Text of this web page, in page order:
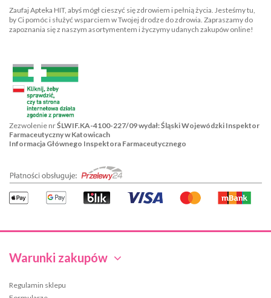
Warunki zakupów
Regulamin sklepu
Zaufaj Apteka HIT, abyś mógł cieszyć się zdrowiem i pełnią życia. Jesteśmy tu,
by Ci pomóc i służyć wsparciem w Twojej drodze do zdrowia. Zapraszamy do
zapoznania się z naszym asortymentem i życzymy udanych zakupów online!
Zezwolenie nrŚLWIF.KA-4100-227/09 wydał: Śląski Wojewódzki Inspektor
Farmaceutyczny w Katowicach
Informacja Głównego Inspektora Farmaceutycznego